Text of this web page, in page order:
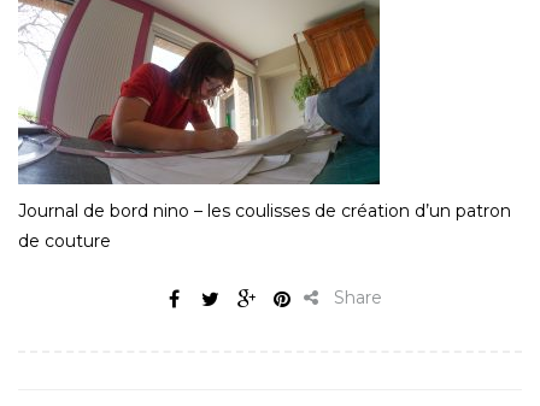
Journal de bord nino – les coulisses de création d’un patron
de couture
Share